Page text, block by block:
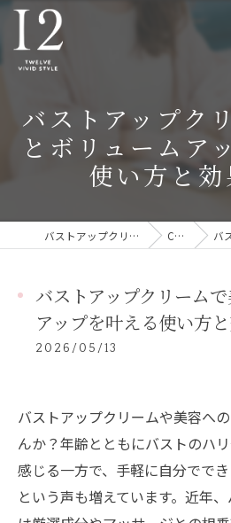
バストアップク
とボリュームア
使い方と効
バストアップクリームならTwelve Vivid Style COLUMN バスト
バストアップクリーム
アップを叶える使い方
2026/05/13
バストアップクリームや美容へ
んか？年齢とともにバストのハ
感じる一方で、手軽に自分でで
という声も増えています。近年